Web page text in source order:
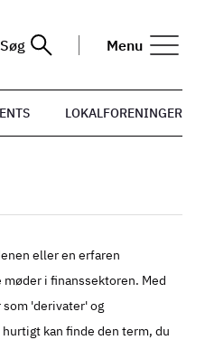
Søg Menu
LOKALFORENINGER
eller en erfaren
i finanssektoren. Med
'derivater' og
kan finde den term, du